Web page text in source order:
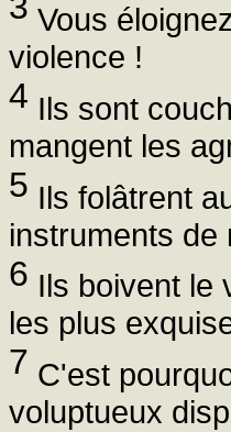
Vous
violence !
4 Ils sont
mangent les
5 Ils folâtrent
instruments de
6 Ils boivent le
les plus
7 C'est
voluptueux